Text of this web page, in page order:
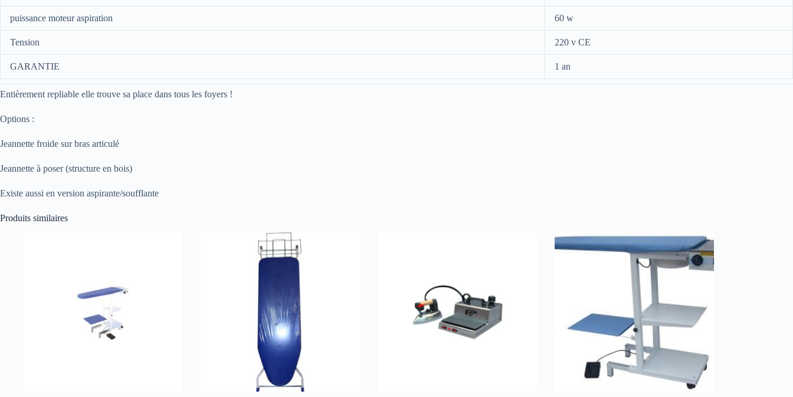
puissance moteur aspiration 60 w
Tension 220 v CE
GARANTIE 1 an
Entièrement repliable elle trouve sa place dans tous les foyers !
Options :
Jeannette froide sur bras articulé
Jeannette à poser (structure en bois)
Existe aussi en version aspirante/soufflante
Produits similaires